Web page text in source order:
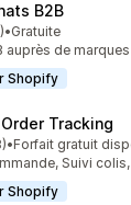
B2B
sur 5
total
•Gratuite
auprès de
Shopify
Tracking
sur 5
total
•Forfait gratuit
Suivi
Shopify